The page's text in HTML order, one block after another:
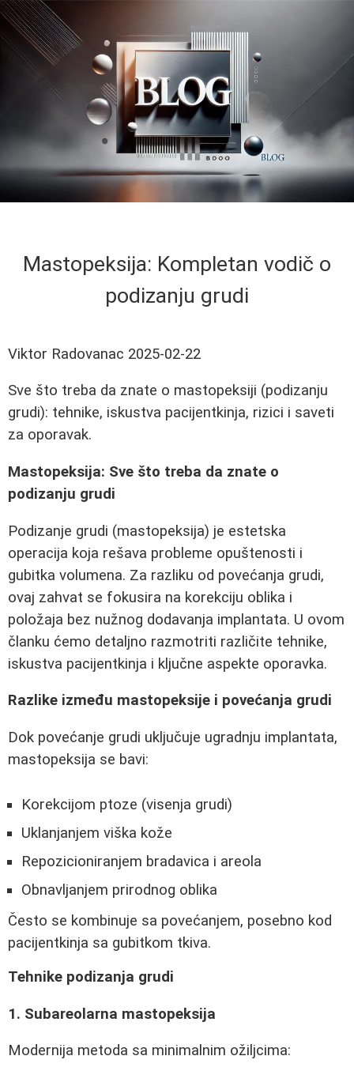
Mastopeksija: Kompletan vodič o
podizanju grudi
Viktor Radovanac 2025-02-22
Sve što treba da znate o mastopeksiji (podizanju
grudi): tehnike, iskustva pacijentkinja, rizici i saveti
za oporavak.
Mastopeksija: Sve što treba da znate o
podizanju grudi
Podizanje grudi (mastopeksija) je estetska
operacija koja rešava probleme opuštenosti i
gubitka volumena. Za razliku od povećanja grudi,
ovaj zahvat se fokusira na korekciju oblika i
položaja bez nužnog dodavanja implantata. U ovom
članku ćemo detaljno razmotriti različite tehnike,
iskustva pacijentkinja i ključne aspekte oporavka.
Razlike između mastopeksije i povećanja grudi
Dok povećanje grudi uključuje ugradnju implantata,
mastopeksija se bavi:
Korekcijom ptoze (visenja grudi)
Uklanjanjem viška kože
Repozicioniranjem bradavica i areola
Obnavljanjem prirodnog oblika
Često se kombinuje sa povećanjem, posebno kod
pacijentkinja sa gubitkom tkiva.
Tehnike podizanja grudi
1. Subareolarna mastopeksija
Modernija metoda sa minimalnim ožiljcima: